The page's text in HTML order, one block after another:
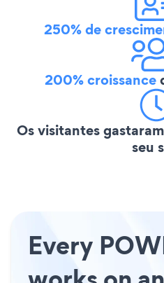
250% de
200% croissance
Os visitantes gastaram
seu
Every